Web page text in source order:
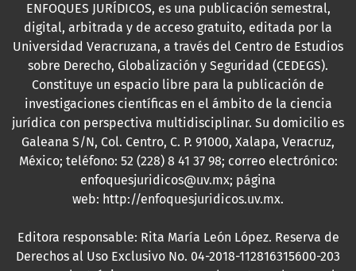
ENFOQUES JURÍDICOS, es una publicación semestral,
digital, arbitrada y de acceso gratuito, editada por la
Universidad Veracruzana, a través del Centro de Estudios
sobre Derecho, Globalización y Seguridad (CEDEGS).
Constituye un espacio libre para la publicación de
investigaciones científicas en el ámbito de la ciencia
jurídica con perspectiva multidisciplinar. Su domicilio es
Galeana S/N, Col. Centro, C. P. 91000, Xalapa, Veracruz,
México; teléfono: 52 (228) 8 41 37 98; correo electrónico:
enfoquesjuridicos@uv.mx; página
web: http://enfoquesjuridicos.uv.mx.
Editora responsable: Rita María León López. Reserva de
Derechos al Uso Exclusivo No. 04-2018-112816315600-203